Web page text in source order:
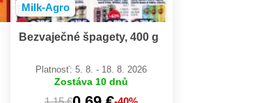
Milk-Agro
Bezvaječné špagety, 400 g
Platnosť: 5. 8. - 18. 8. 2026
Zostáva 10 dnů